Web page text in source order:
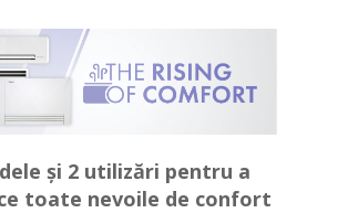
și 2 utilizări pentru a
toate nevoile de confort